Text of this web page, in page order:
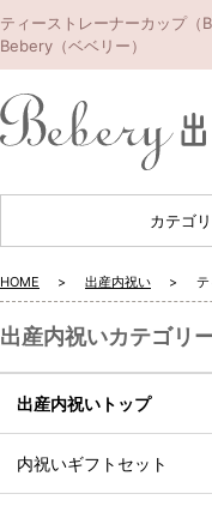
ティーストレーナーカップ（
Bebery（ベベリー）
カテゴ
HOME 出産内祝い テ
出産内祝いカテゴリ
出産内祝いトップ
内祝いギフトセット